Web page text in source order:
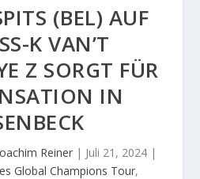
(BEL) AUF
K VAN’T
Z SORGT FÜR
IN
Reiner| Juli 21, 2024|
Global Champions Tour,